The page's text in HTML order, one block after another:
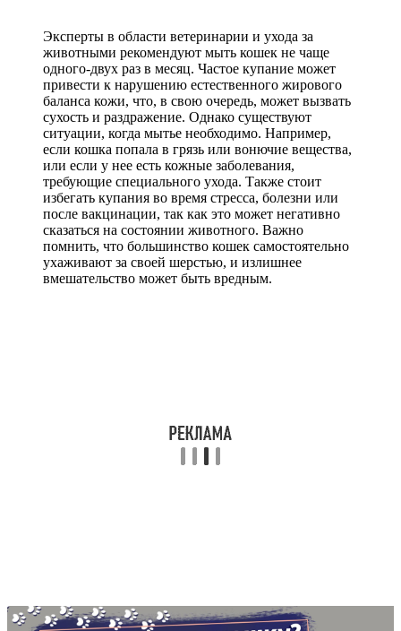
Эксперты в области ветеринарии и ухода за
животными рекомендуют мыть кошек не чаще
одного-двух раз в месяц. Частое купание может
привести к нарушению естественного жирового
баланса кожи, что, в свою очередь, может вызвать
сухость и раздражение. Однако существуют
ситуации, когда мытье необходимо. Например,
если кошка попала в грязь или вонючие вещества,
или если у нее есть кожные заболевания,
требующие специального ухода. Также стоит
избегать купания во время стресса, болезни или
после вакцинации, так как это может негативно
сказаться на состоянии животного. Важно
помнить, что большинство кошек самостоятельно
ухаживают за своей шерстью, и излишнее
вмешательство может быть вредным.